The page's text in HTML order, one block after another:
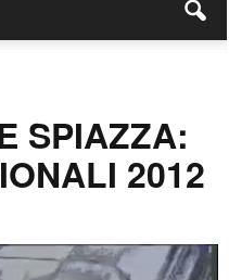
SPIAZZA:
2012